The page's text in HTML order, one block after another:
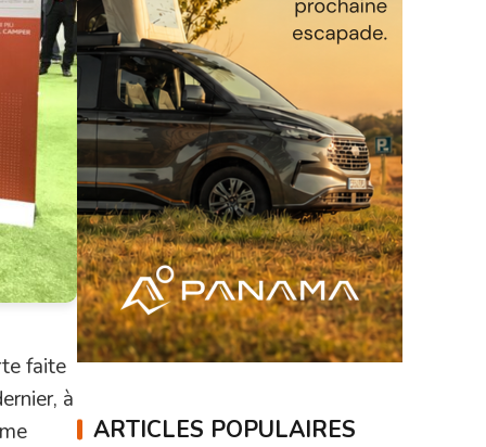
faite
à
ARTICLES POPULAIRES